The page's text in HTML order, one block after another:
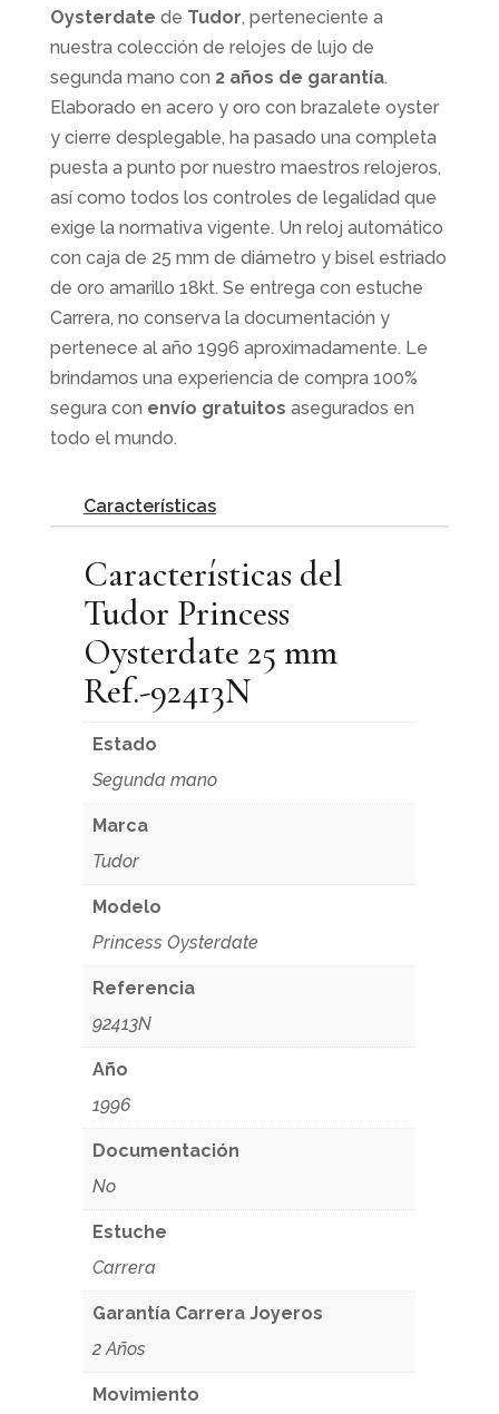
Oysterdate de Tudor, perteneciente a
nuestra colección de relojes de lujo de
segunda mano con 2 años de garantía.
Elaborado en acero y oro con brazalete oyster
y cierre desplegable, ha pasado una completa
puesta a punto por nuestro maestros relojeros,
así como todos los controles de legalidad que
exige la normativa vigente. Un reloj automático
con caja de 25 mm de diámetro y bisel estriado
de oro amarillo 18kt. Se entrega con estuche
Carrera, no conserva la documentación y
pertenece al año 1996 aproximadamente. Le
brindamos una experiencia de compra 100%
segura con envío gratuitos asegurados en
todo el mundo.
Características
Características del
Tudor Princess
Oysterdate 25 mm
Ref.-92413N
Estado
Segunda mano
Marca
Tudor
Modelo
Princess Oysterdate
Referencia
92413N
Año
1996
Documentación
No
Estuche
Carrera
Garantía Carrera Joyeros
2 Años
Movimiento